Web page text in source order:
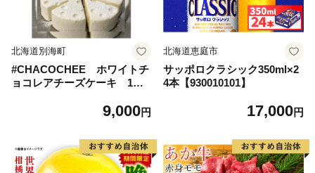
北海道別海町
#CHACOCHEE ホワイトチ
ョコレアチーズケーキ 1ホ
海町,チーズ,ちーず,チーズケ
9,000円
北海道恵庭市
サッポロクラシック350ml×2
4本【930010101】
17,000円